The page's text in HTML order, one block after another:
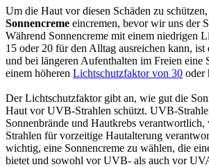
Um die Haut vor diesen Schäden zu
Sonnencreme eincremen, bevor wir uns der
Während Sonnencreme mit einem niedrigen
15 oder 20 für den Alltag ausreichen kann, ist
und bei längeren Aufenthalten im Freien eine
einem höheren Lichtschutzfaktor von 30 oder
Der Lichtschutzfaktor gibt an, wie gut die
Haut vor UVB-Strahlen schützt. UVB-
Sonnenbrände und Hautkrebs
Strahlen für vorzeitige Hautalterung
wichtig, eine Sonnencreme zu wählen, die
bietet und sowohl vor UVB- als auch vor